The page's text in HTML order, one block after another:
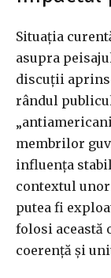
Situația
asupra
discuții
rândul
membrilor
influența
contextul
putea fi
folosi această
coerență și